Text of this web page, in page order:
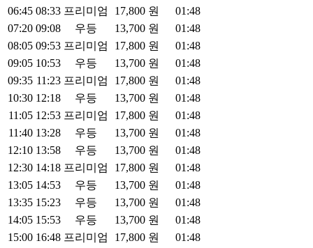
06:45 08:33 프리미엄 17,800 원
01:48
07:20 09:08 우등 13,700 원
01:48
08:05 09:53 프리미엄 17,800 원
01:48
09:05 10:53 우등 13,700 원
01:48
09:35 11:23 프리미엄 17,800 원
01:48
10:30 12:18 우등 13,700 원
01:48
11:05 12:53 프리미엄 17,800 원
01:48
11:40 13:28 우등 13,700 원
01:48
12:10 13:58 우등 13,700 원
01:48
12:30 14:18 프리미엄 17,800 원
01:48
13:05 14:53 우등 13,700 원
01:48
13:35 15:23 우등 13,700 원
01:48
14:05 15:53 우등 13,700 원
01:48
15:00 16:48 프리미엄 17,800 원
01:48